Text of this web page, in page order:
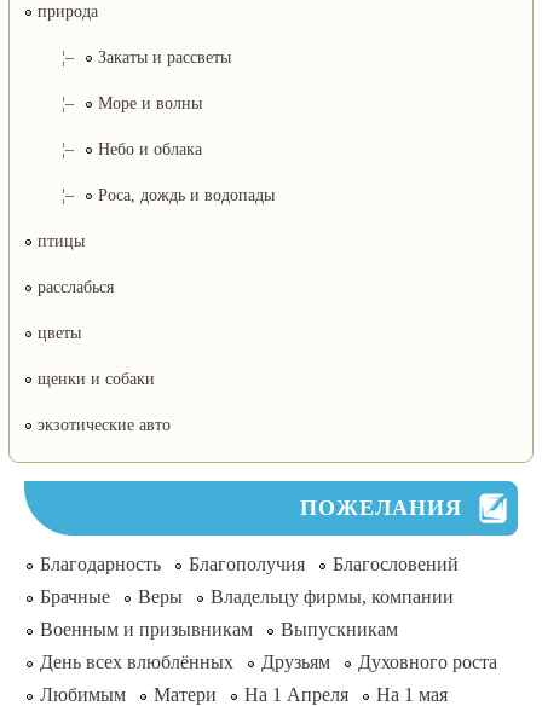
природа
¦– Закаты и рассветы
¦– Море и волны
¦– Небо и облака
¦– Роса, дождь и водопады
птицы
расслабься
цветы
щенки и собаки
экзотические авто
ПОЖЕЛАНИЯ
Благодарность Благополучия
Благословений
Брачные
Веры
Владельцу фирмы, компании
Военным и призывникам
Выпускникам
День всех влюблённых
Друзьям
Духовного роста
Любимым
Матери На 1 Апреля
На 1 мая